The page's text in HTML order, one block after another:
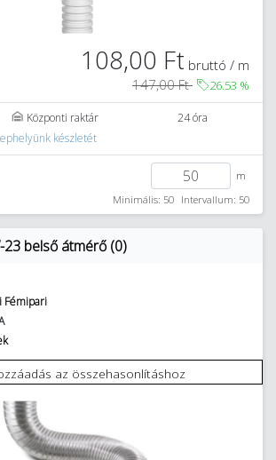
108,00 Ft bruttó / m
147,00 Ft
26.53 %
Központi raktár
24 óra
készletét
m
Minimális: 50 Intervallum: 50
23 belső átmérő (0)
Fémipari
az összehasonlításhoz